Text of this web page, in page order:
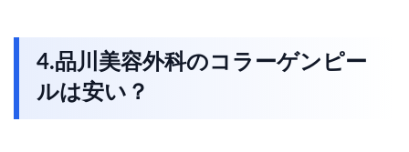
4.品川美容外科のコラーゲンピー
ルは安い？